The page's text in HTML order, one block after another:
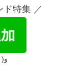
8選
ロ・福岡｜安い
ド特集 ／
友だち登録してね٩( ᐛ )و